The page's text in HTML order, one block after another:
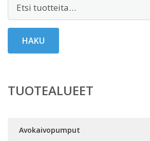
HAKU
TUOTEALUEET
Avokaivopumput